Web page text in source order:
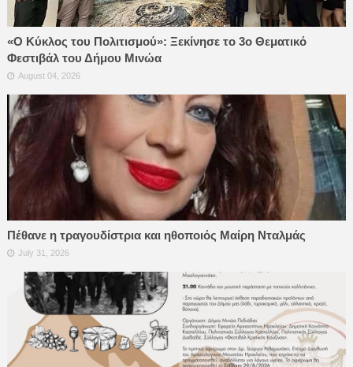
«Ο Κύκλος του Πολιτισμού»: Ξεκίνησε το 3ο Θεματικό
Φεστιβάλ του Δήμου Μινώα
August 04, 2026
Πέθανε η τραγουδίστρια και ηθοποιός Μαίρη Νταλμάς
July 31, 2026